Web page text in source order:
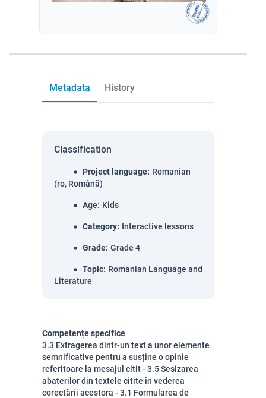
Metadata History
Classification
Project language: Romanian
(ro, Română)
Age: Kids
Category: Interactive lessons
Grade: Grade 4
Topic: Romanian Language and
Literature
Competențe specifice
3.3 Extragerea dintr-un text a unor elemente
semnificative pentru a susține o opinie
referitoare la mesajul citit - 3.5 Sesizarea
abaterilor din textele citite în vederea
corectării acestora - 3.1 Formularea de